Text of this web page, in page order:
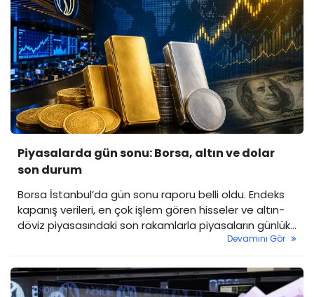
Piyasalarda gün sonu: Borsa, altın ve dolar
son durum
Borsa İstanbul’da gün sonu raporu belli oldu. Endeks
kapanış verileri, en çok işlem gören hisseler ve altın-
döviz piyasasındaki son rakamlarla piyasaların günlük
Devamını Gör